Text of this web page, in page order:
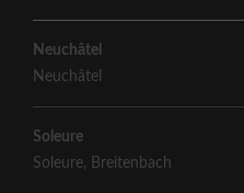
Neuchâtel
Neuchâtel
Soleure
Soleure, Breitenbach